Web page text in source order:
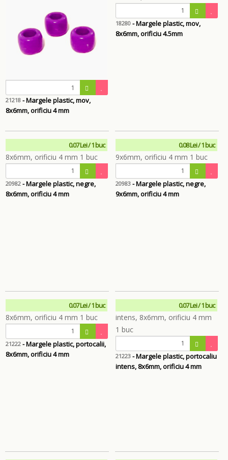
21218 - Margele plastic, mov,
8x6mm, orificiu 4 mm
18280- Margele plastic, mov,
8x6mm, orificiu 4.5mm
0.07 Lei / 1 buc
20982 - Margele plastic, negre,
8x6mm, orificiu 4 mm
0.08 Lei / 1 buc
20983- Margele plastic, negre,
9x6mm, orificiu 4 mm
0.07 Lei / 1 buc
21222 - Margele plastic, portocalii,
8x6mm, orificiu 4 mm
0.07 Lei / 1 buc
21223- Margele plastic, portocaliu
intens, 8x6mm, orificiu 4 mm